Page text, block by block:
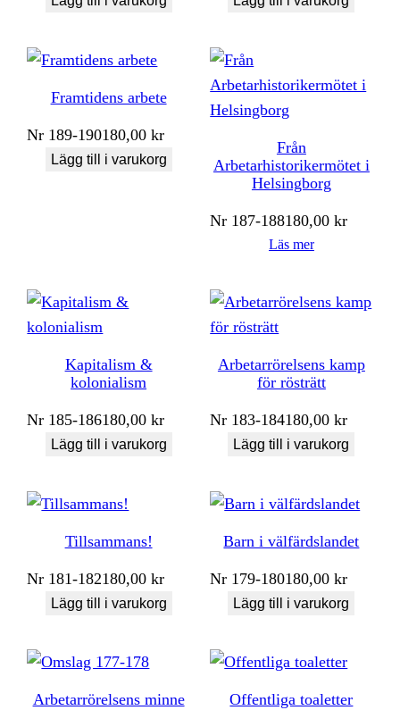
Framtidens arbete
Nr 189-190180,00kr
Lägg till i varukorg
Från
Arbetarhistorikermötet i
Helsingborg
Nr 187-188180,00kr
Läs mer
Kapitalism &
kolonialism
Nr 185-186180,00kr
Lägg till i varukorg
Arbetarrörelsens kamp
för rösträtt
Nr 183-184180,00kr
Lägg till i varukorg
Tillsammans!
Nr 181-182180,00kr
Lägg till i varukorg
Barn i välfärdslandet
Nr 179-180180,00kr
Lägg till i varukorg
Arbetarrörelsens minne Offentliga toaletter